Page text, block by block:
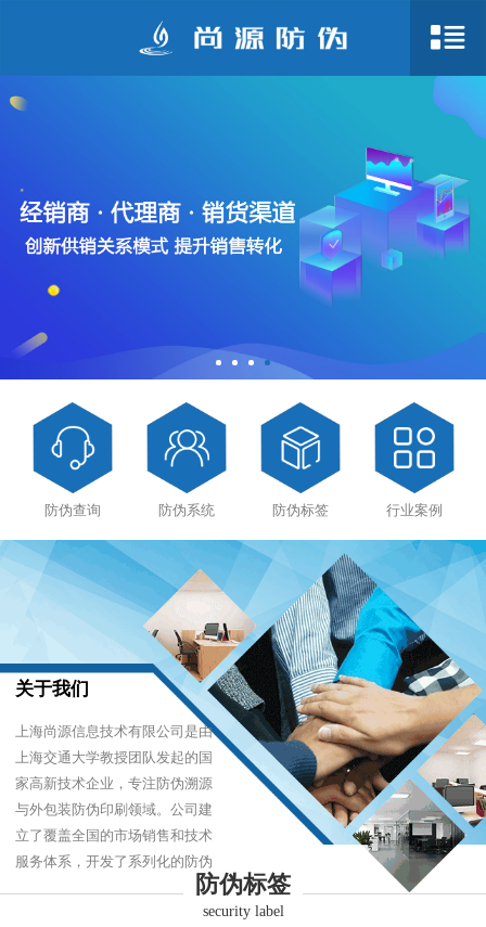
防伪查询 防伪系统 防伪标签 行业案例
关于我们
上海尚源信息技术有限公司是由
上海交通大学教授团队发起的国
家高新技术企业，专注防伪溯源
与外包装防伪印刷领域。公司建
立了覆盖全国的市场销售和技术
服务体系，开发了系列化的防伪
产品，以难仿制、易识别、优成
本的技术，经受住了市场的严酷
防伪标签
security label